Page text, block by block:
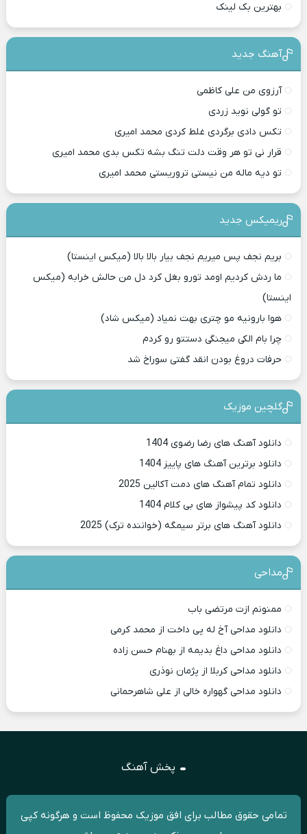
بهترین بک لینک
آهنگ جدید
آرزوی من علی کاظمی
تو گولی نوید زردی
تکس دادی برگردی غلط کردی محمد امیری
قرار نی تو هر وقت دلت تنگ بشه تکس بدی محمد امیری
تو دیه ماله من نیستی تروریستی محمد امیری
ریمیکس جدید
بریم نجف پس میریم نجف بیار بالا بالا (میکس اینستا)
ما ردش کردیم اومد تورو بغل کرد دل من حالش خرابه (میکس
اینستا)
هوا بارونیه مو چتری بهت نمیاد (میکس شاد)
چرا بام الکی میجنگی دستتو رو کردم
حرفات دروغ بودن انقد گفتی سوراخ شد
گلچین موزیک
دانلود آهنگ های رضا رضوی 1404
دانلود برترین آهنگ های پاییز 1404
دانلود تمام آهنگ های دمت آکالین 2025
دانلود کد پیشواز های بی کلام 1404
دانلود آهنگ های برتر سیمگه (خواننده ترک) 2025
مداحی
ممنونم ازت مرتضی باب
دانلود مداحی آخ له پی داخت از محمد کرمی
دانلود مداحی داغ بدیمه از بهنام حسن زاده
دانلود مداحی کربلا از پژمان نوذری
دانلود مداحی گهواره خالی از علی شاهرحمانی
پخش آهنگ
تمامی حقوق مطالب برای افق موزیک محفوظ است و هرگونه کپی